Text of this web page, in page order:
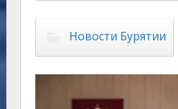
Новости Бурятии